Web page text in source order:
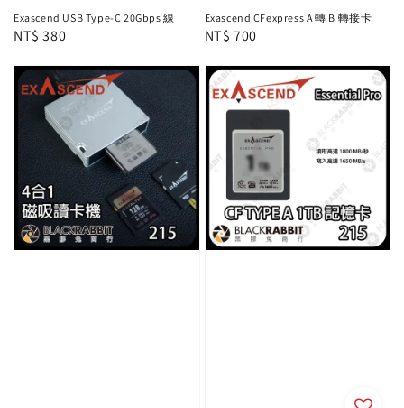
Exascend USB Type-C 20Gbps 線
Regular
NT$ 380
Exascend CFexpress A 轉 B 轉接卡
Regular
NT$ 700